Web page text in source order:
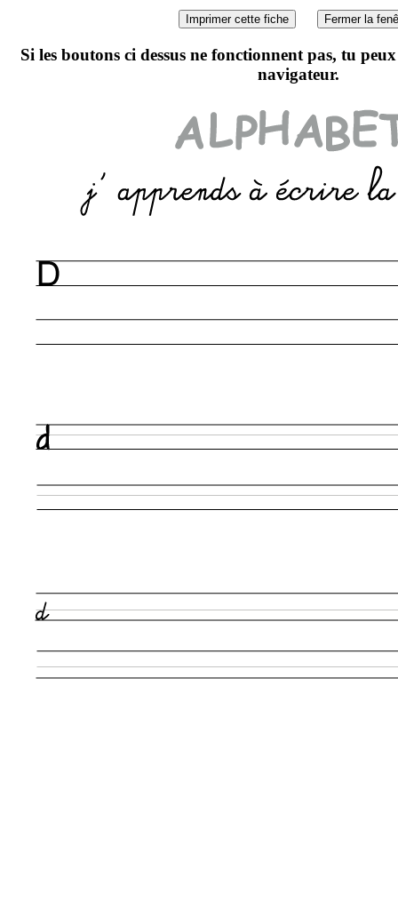
Si les boutons ci dessus ne fonctionnent pas, tu
navigateur.